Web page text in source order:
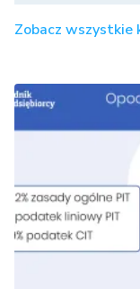
Zobacz wszystkie